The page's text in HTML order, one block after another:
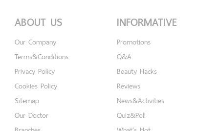
ABOUT US
Our Company
Terms&Conditions
Privacy Policy
Cookies Policy
Sitemap
Our Doctor
INFORMATIVE
Promotions
Q&A
Beauty Hacks
Reviews
News&Activities
Quiz&Poll